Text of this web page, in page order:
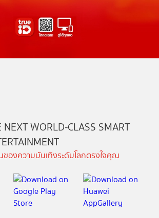
NEXT WORLD-CLASS SMART
องความบันเทิงระดับโลกตรงใจคุณ